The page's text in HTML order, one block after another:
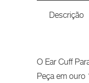
Descrição
O Ear Cuff
Peça em ouro